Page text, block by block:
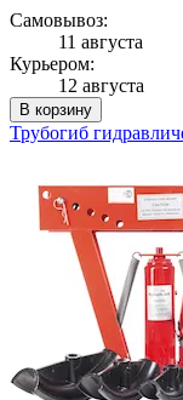
Самовывоз:
11 августа
Курьером:
12 августа
В корзину
Трубогиб